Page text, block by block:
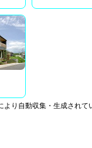
り自動収集・生成されて